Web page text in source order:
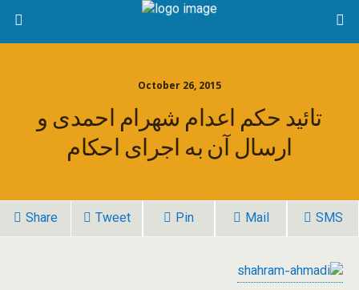
October 26, 2015
تائید حکم اعدام شهرام احمدی و
ارسال آن به اجرای احکام
Share Tweet Pin Mail SMS